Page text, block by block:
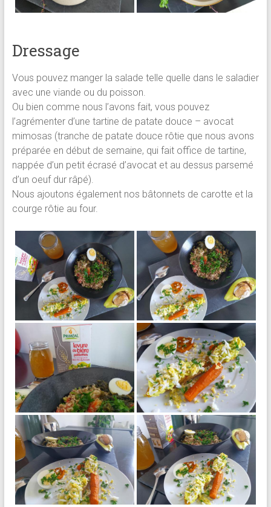
Dressage
Vous pouvez manger la salade telle quelle dans le saladier
avec une viande ou du poisson.
Ou bien comme nous l’avons fait, vous pouvez
l’agrémenter d’une tartine de patate douce – avocat
mimosas (tranche de patate douce rôtie que nous avons
préparée en début de semaine, qui fait office de tartine,
nappée d’un petit écrasé d’avocat et au dessus parsemé
d’un oeuf dur râpé).
Nous ajoutons également nos bâtonnets de carotte et la
courge rôtie au four.